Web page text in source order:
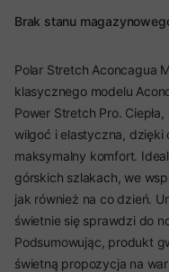
Brak stanu
Polar Stretch Aconcagua
klasycznego modelu
Power Stretch Pro.
wilgoć i elastyczna, dzięki
maksymalny komfort.
górskich szlakach, we
jak również na co dzień.
świetnie się sprawdzi do
Podsumowując, produkt
świetną propozycja na